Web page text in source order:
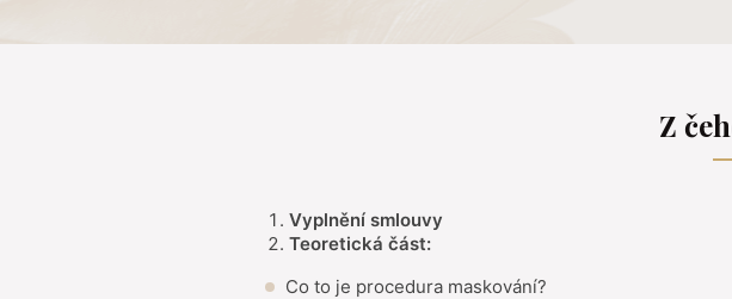
Z
Vyplnění smlouvy
Teoretická část:
Co to je procedura maskování?